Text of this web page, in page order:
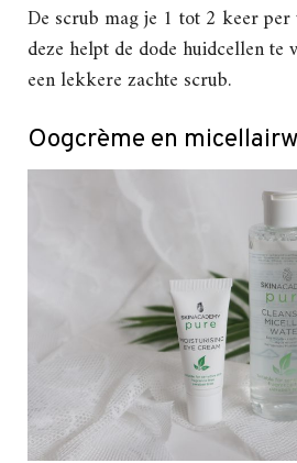
De scrub mag je 1 tot 2 keer
deze helpt de dode huidcellen te
een lekkere zachte scrub.
Oogcrème en